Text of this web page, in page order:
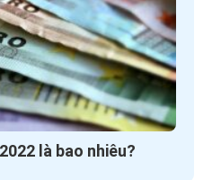
là bao nhiêu?